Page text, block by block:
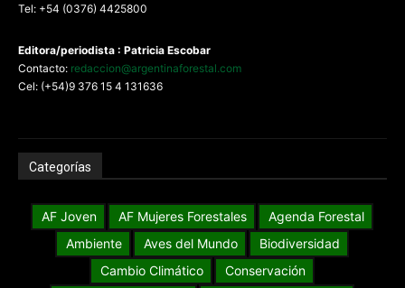
Tel: +54 (0376) 4425800
Editora/periodista : Patricia Escobar
Contacto: redaccion@argentinaforestal.com
Cel: (+54)9 376 15 4 131636
Categorías
AF Joven AF Mujeres Forestales
Agenda Forestal
Ambiente
Aves del Mundo
Biodiversidad
Cambio Climático
Conservación